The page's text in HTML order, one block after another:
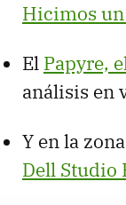
Hicimos
El Papyre,
análisis en
Y en la
Dell Studio